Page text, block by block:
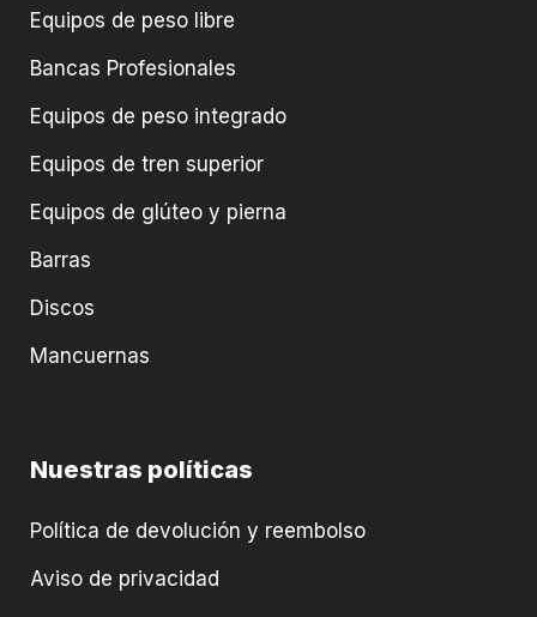
Equipos de peso libre
Bancas Profesionales
Equipos de peso integrado
Equipos de tren superior
Equipos de glúteo y pierna
Barras
Discos
Mancuernas
Nuestras políticas
Política de devolución y reembolso
Aviso de privacidad